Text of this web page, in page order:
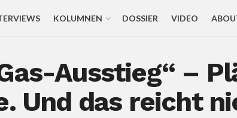
KOLUMNEN DOSSIER VIDEO
Ausstieg“ –
Und das reicht